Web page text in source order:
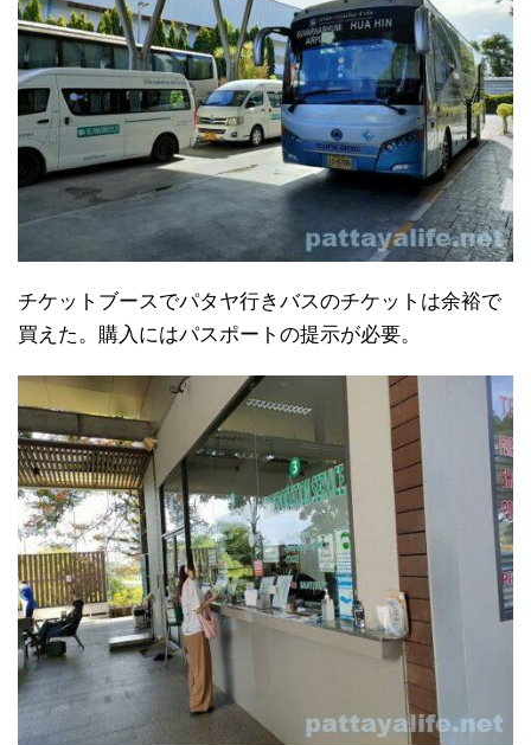
チケットブースでパタヤ行きバスのチケットは余裕で
買えた。購入にはパスポートの提示が必要。